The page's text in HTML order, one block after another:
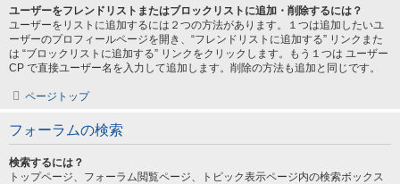
ユーザーをフレンドリストまたはブロックリストに追加・削除するには？
ユーザーをリストに追加するには２つの方法があります。１つは追加したいユ
ーザーのプロフィールページを開き、“フレンドリストに追加する” リンクまた
は “ブロックリストに追加する” リンクをクリックします。もう１つは ユーザー
CP で直接ユーザー名を入力して追加します。削除の方法も追加と同じです。
ページトップ
フォーラムの検索
検索するには？
トップページ、フォーラム閲覧ページ、トピック表示ページ内の検索ボックス